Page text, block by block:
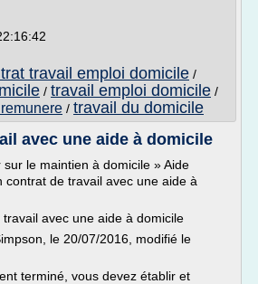
travail emploi domicile /
/ travail emploi domicile /
/ travail du domicile
avec une aide à domicile
sur le maintien à domicile » Aide
contrat de travail avec une aide à
avec une aide à domicile
le 20/07/2016, modifié le
terminé, vous devez établir et